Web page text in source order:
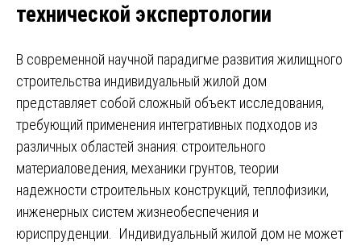
технической экспертологии
В современной научной парадигме развития жилищного
строительства индивидуальный жилой дом
представляет собой сложный объект исследования,
требующий применения интегративных подходов из
различных областей знания: строительного
материаловедения, механики грунтов, теории
надежности строительных конструкций, теплофизики,
инженерных систем жизнеобеспечения и
юриспруденции. Индивидуальный жилой дом не может